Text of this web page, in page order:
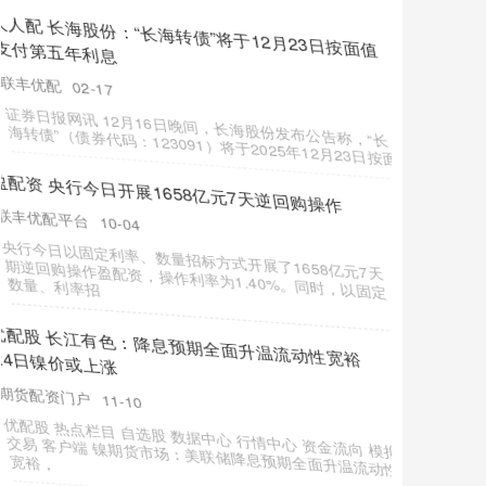
证星策略 拓尔思：公司一直在跟踪和研究最新的AI
技术
联丰优配平台
02-20
证券日报网讯12月8日，拓尔思（300229）在互动平台回
答投资者提问时表示，公司作为AI领域的技术厂商，一直
优配中国 5月9日晶能转债上涨0.22%，转股溢价率
138%
期货配资门户 12-22
本站消息，5月9日晶能转债收盘上涨0.22%，报98.52元/
张，成交额4455.77万元优配中国，转股溢价率138%。
富兴配资端 最高法发布网络消费民事典型案例
期货配资门户 12-29
原标题：最高法发布网络消费民事典型案例富兴配资端 发
挥司法裁判示范引领作用筑牢消费者权益保护屏障富兴配
资端 6月16日，